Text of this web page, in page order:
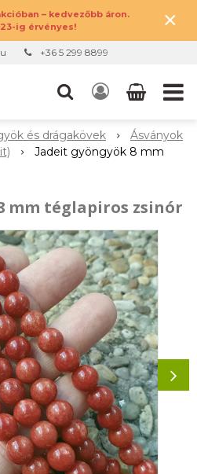
– kedvezőbb áron.
ig érvényes!
×
+36 5 299 8899
és drágakövek
Ásványok
Jadeit gyöngyök 8 mm
mm téglapiros zsinór